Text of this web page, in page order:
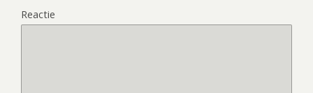
Reactie